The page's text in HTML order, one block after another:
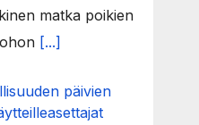
matka poikien
[...]
päivien